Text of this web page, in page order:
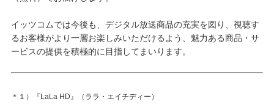
イッツコムでは今後も、デジタル放送商品の充実を図り、視聴す
るお客様がより一層お楽しみいただけるよう、魅力ある商品・サ
ービスの提供を積極的に目指してまいります。
＊１）『LaLa HD』（ララ・エイチディー）